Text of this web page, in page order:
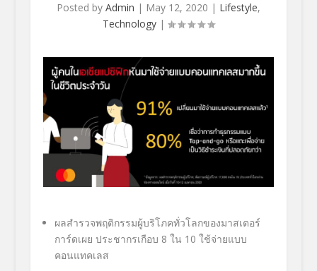
Posted by Admin | May 12, 2020 | Lifestyle,
Technology|
ผลสำรวจพฤติกรรมผู้บริโภคทั่วโลกของมาสเตอร์
การ์ดเผย ประชากรเกือบ 8 ใน 10 ใช้จ่ายแบบ
คอนแทคเลส